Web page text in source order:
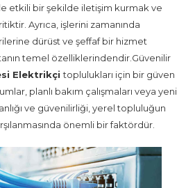
etkili bir şekilde iletişim kurmak ve
Ayrıca, işlerini zamanında
dürüst ve şeffaf bir hizmet
temel özelliklerindendir.Güvenilir
Elektrikçitoplulukları için bir güven
planlı bakım çalışmaları veya yeni
ve güvenilirliği, yerel topluluğun
önemli bir faktördür.